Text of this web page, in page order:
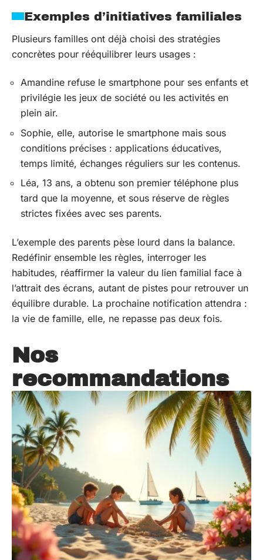
Exemples d’initiatives familiales
Plusieurs familles ont déjà choisi des stratégies
concrètes pour rééquilibrer leurs usages :
Amandine refuse le smartphone pour ses enfants et
privilégie les jeux de société ou les activités en
plein air.
Sophie, elle, autorise le smartphone mais sous
conditions précises : applications éducatives,
temps limité, échanges réguliers sur les contenus.
Léa, 13 ans, a obtenu son premier téléphone plus
tard que la moyenne, et sous réserve de règles
strictes fixées avec ses parents.
L’exemple des parents pèse lourd dans la balance.
Redéfinir ensemble les règles, interroger les
habitudes, réaffirmer la valeur du lien familial face à
l’attrait des écrans, autant de pistes pour retrouver un
équilibre durable. La prochaine notification attendra :
la vie de famille, elle, ne repasse pas deux fois.
Nos
recommandations